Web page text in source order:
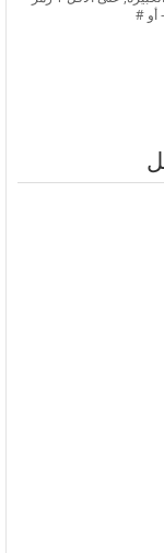
أو #